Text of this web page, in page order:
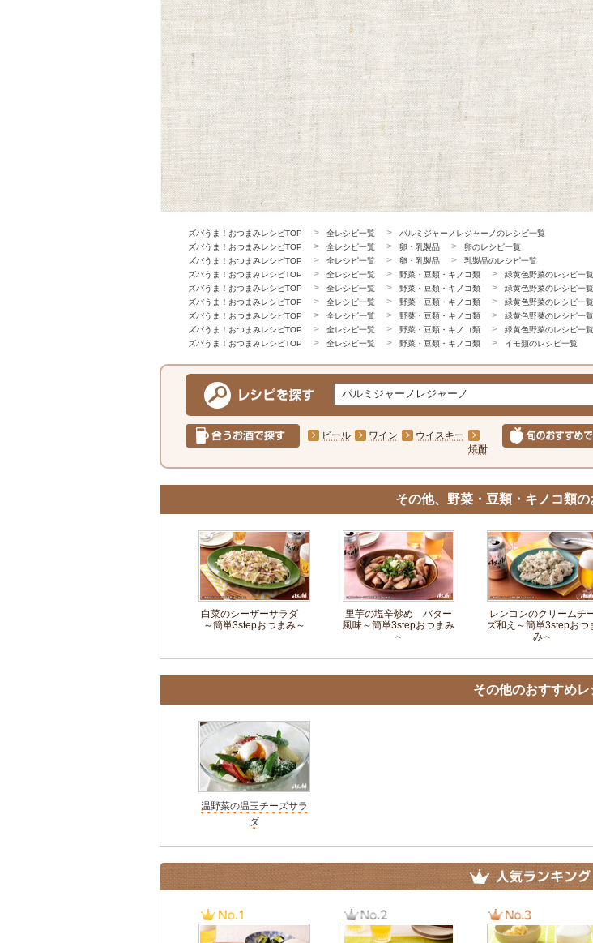
ズバうま！おつまみレシピTOP 全レシピ一覧
パルミジャーノレジャーノのレシピ一覧
ズバうま！おつまみレシピTOP
全レシピ一覧 卵・乳製品
卵のレシピ一覧
ズバうま！おつまみレシピTOP
全レシピ一覧 卵・乳製品
乳製品のレシピ一覧
ズバうま！おつまみレシピTOP
全レシピ一覧 野菜・豆類・キノコ類
緑黄色野菜のレシピ一覧
ズバうま！おつまみレシピTOP
全レシピ一覧 野菜・豆類・キノコ類
緑黄色野菜のレシピ一覧
ズバうま！おつまみレシピTOP
全レシピ一覧 野菜・豆類・キノコ類
緑黄色野菜のレシピ一覧
ズバうま！おつまみレシピTOP
全レシピ一覧 野菜・豆類・キノコ類
緑黄色野菜のレシピ一覧
ズバうま！おつまみレシピTOP
全レシピ一覧 野菜・豆類・キノコ類
緑黄色野菜のレシピ一覧
ズバうま！おつまみレシピTOP
全レシピ一覧 野菜・豆類・キノコ類 イモ類のレシピ一覧
ビール ワイン
ウイスキー
焼酎
その他、野菜・豆類・キノコ類
白菜のシーザーサラダ
～簡単3stepおつまみ～
里芋の塩辛炒め バター
風味～簡単3stepおつまみ
～
レンコンのクリームチ
ズ和え～簡単3stepおつ
み～
その他のおすすめレ
温野菜の温玉チーズサラ
ダ